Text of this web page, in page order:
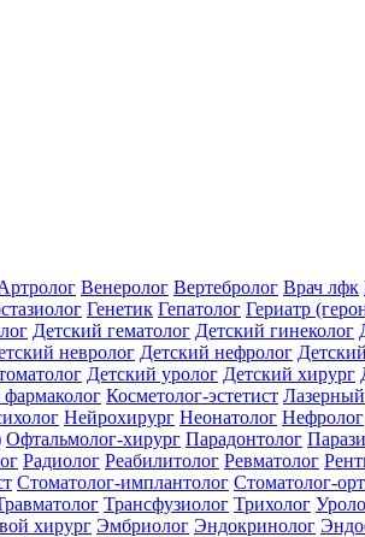
Венеролог Вертебролог Врач лфк
Генетик Гепатолог Гериатр
Детский гематолог Детский гинеколог
невролог Детский нефролог
Детский уролог Детский хирург
Косметолог-эстетист
Нейрохирург Неонатолог Нефролог
Офтальмолог-хирург Парадонтолог
Радиолог Реабилитолог Ревматолог
Стоматолог-имплантолог Стоматолог-
Трансфузиолог Трихолог
хирург Эмбриолог Эндокринолог